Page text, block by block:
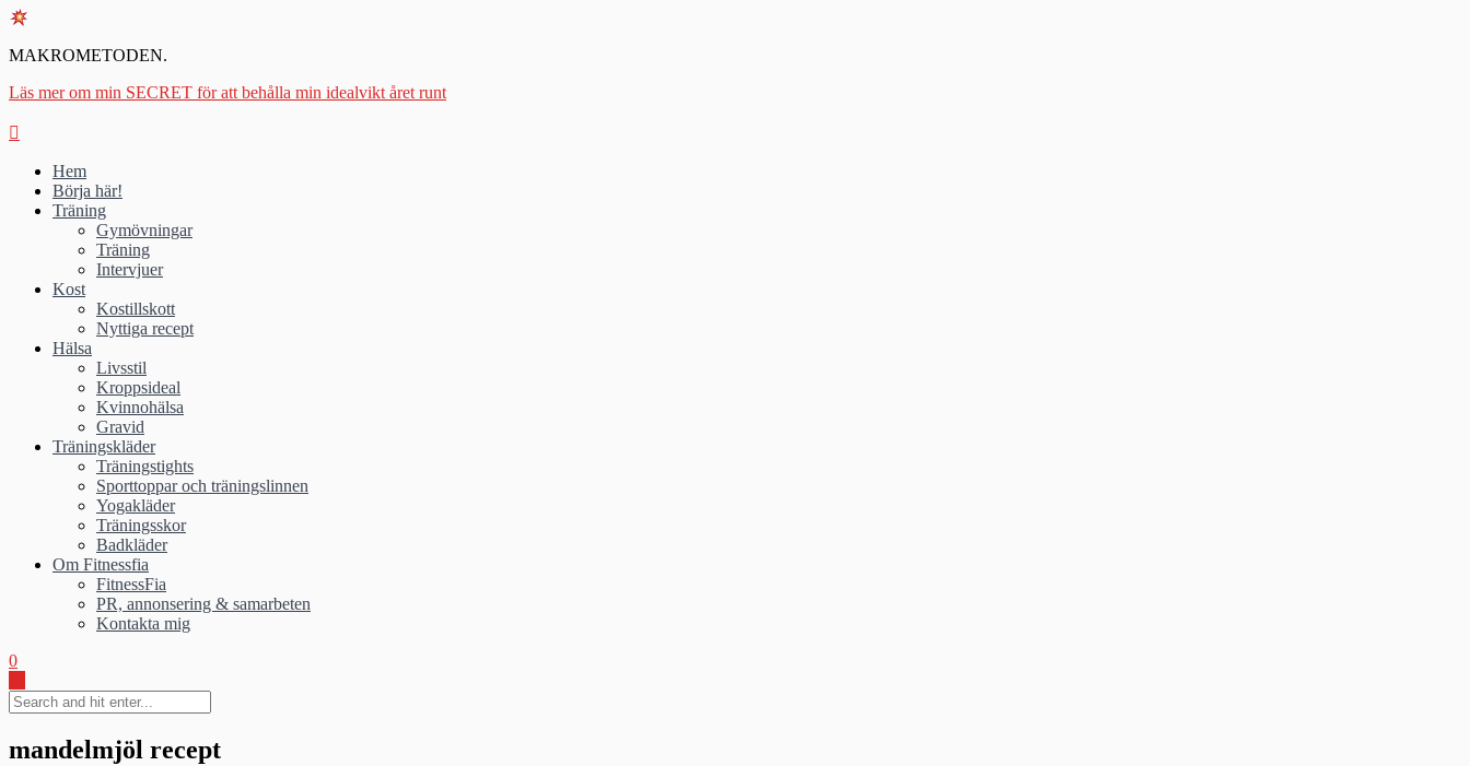
MAKROMETODEN.
Läs mer om min SECRET för att behålla min idealvikt året runt
Hem
Börja här!
Träning
Gymövningar
Träning
Intervjuer
Kost
Kostillskott
Nyttiga recept
Hälsa
Livsstil
Kroppsideal
Kvinnohälsa
Gravid
Träningskläder
Träningstights
Sporttoppar och träningslinnen
Yogakläder
Träningsskor
Badkläder
Om Fitnessfia
FitnessFia
PR, annonsering & samarbeten
Kontakta mig
0
mandelmjöl recept